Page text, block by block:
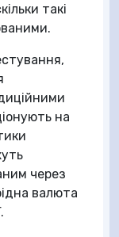
такі
на
через
валюта